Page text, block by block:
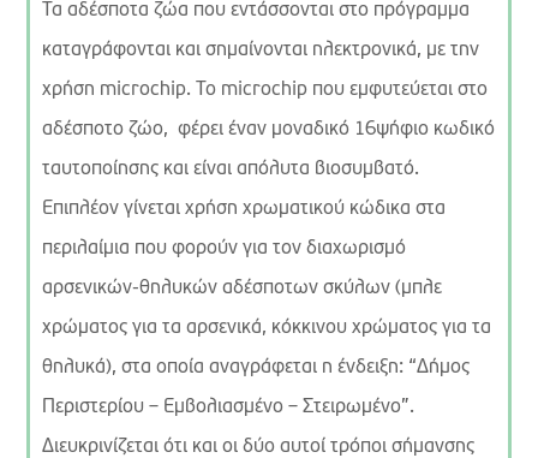
Τα αδέσποτα ζώα που εντάσσονται στο πρόγραμμα
καταγράφονται και σημαίνονται ηλεκτρονικά, με την
χρήση microchip. To microchip που εμφυτεύεται στο
αδέσποτο ζώο, φέρει έναν μοναδικό 16ψήφιο κωδικό
ταυτοποίησης και είναι απόλυτα βιοσυμβατό.
Επιπλέον γίνεται χρήση χρωματικού κώδικα στα
περιλαίμια που φορούν για τον διαχωρισμό
αρσενικών-θηλυκών αδέσποτων σκύλων (μπλε
χρώματος για τα αρσενικά, κόκκινου χρώματος για τα
θηλυκά), στα οποία αναγράφεται η ένδειξη: “Δήμος
Περιστερίου – Εμβολιασμένο – Στειρωμένο”.
Διευκρινίζεται ότι και οι δύο αυτοί τρόποι σήμανσης